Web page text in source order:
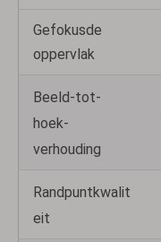
Gefokusde
oppervlak
Beeld-tot-
hoek-
verhouding
Randpuntkwalit
eit